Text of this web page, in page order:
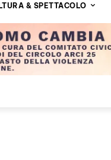
& SPETTACOLO